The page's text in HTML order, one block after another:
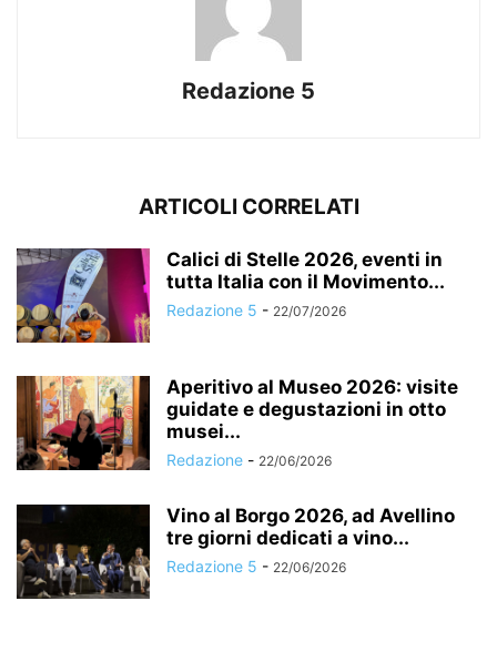
Redazione 5
ARTICOLI CORRELATI
Calici di Stelle 2026, eventi in
tutta Italia con il Movimento...
Redazione 5 - 22/07/2026
Aperitivo al Museo 2026: visite
guidate e degustazioni in otto
musei...
Redazione - 22/06/2026
Vino al Borgo 2026, ad Avellino
tre giorni dedicati a vino...
Redazione 5 - 22/06/2026